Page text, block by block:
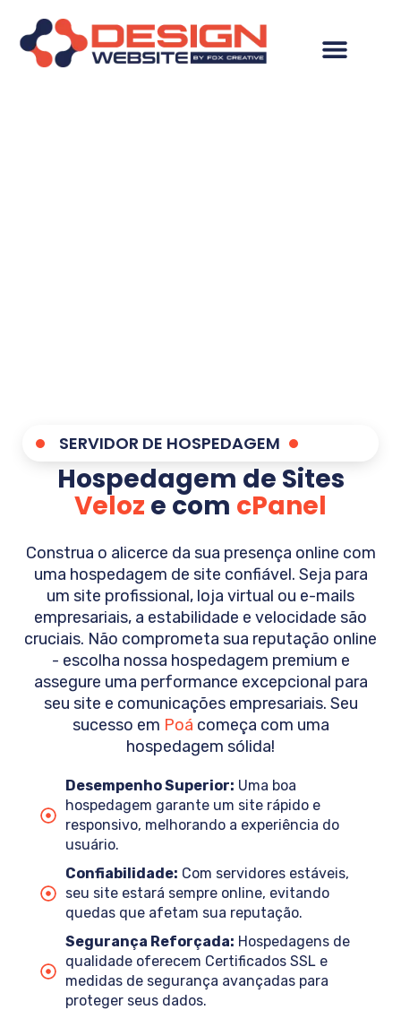
SERVIDOR DE HOSPEDAGEM
Hospedagem de Sites
Veloz e com cPanel
Construa o alicerce da sua presença online com
uma hospedagem de site confiável. Seja para
um site profissional, loja virtual ou e-mails
empresariais, a estabilidade e velocidade são
cruciais. Não comprometa sua reputação online
- escolha nossa hospedagem premium e
assegure uma performance excepcional para
seu site e comunicações empresariais. Seu
sucesso em Poá começa com uma
hospedagem sólida!
Desempenho Superior: Uma boa
hospedagem garante um site rápido e
responsivo, melhorando a experiência do
usuário.
Confiabilidade: Com servidores estáveis,
seu site estará sempre online, evitando
quedas que afetam sua reputação.
Segurança Reforçada: Hospedagens de
qualidade oferecem Certificados SSL e
medidas de segurança avançadas para
proteger seus dados.